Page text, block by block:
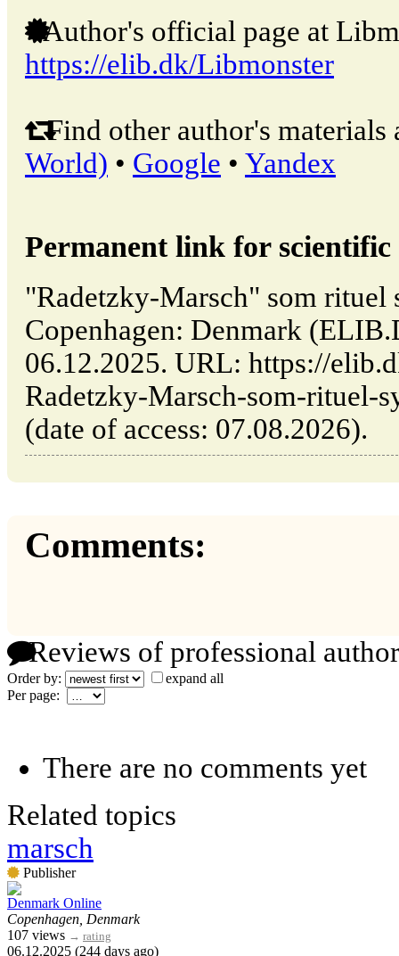
Author's official page at
https://elib.dk/Libmonster
Find other author's materials
World) • Google • Yandex
Permanent link for
"Radetzky-Marsch" som
Copenhagen: Denmark
06.12.2025. URL: https://
Radetzky-Marsch-som-rituel-
(date of access: 07.08.2026).
Comments:
Reviews of professional
Order by:
expand all
Per page:
There are no comments yet
Related topics
marsch
Publisher
Denmark Online
Copenhagen, Denmark
107 views → rating
06.12.2025 (244 days ago)